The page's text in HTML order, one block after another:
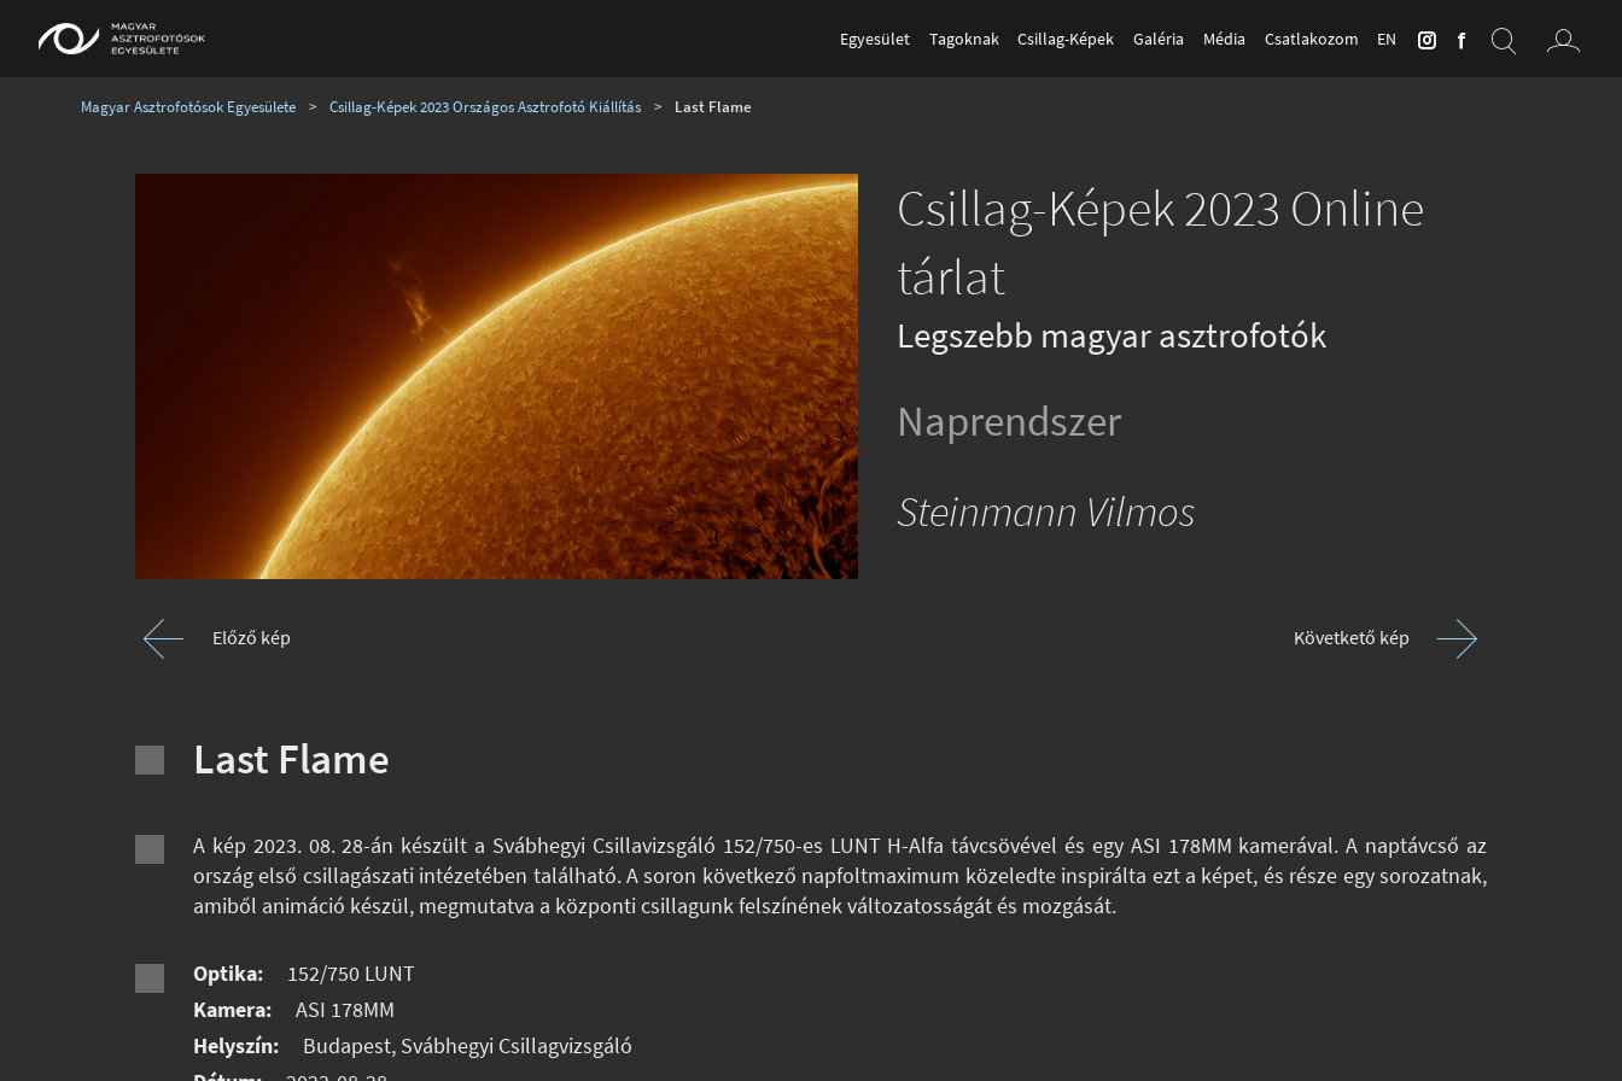
Egyesület Tagoknak Csillag-Képek Galéria Média Csatlakozom EN
Magyar Asztrofotósok Egyesülete > Csillag-Képek 2023 Országos Asztrofotó Kiállítás > Last Flame
Csillag-Képek 2023 Online
tárlat
Legszebb magyar asztrofotók
Naprendszer
Steinmann Vilmos
Előző kép Követkető kép
Last Flame
A kép 2023. 08. 28-án készült a Svábhegyi Csillavizsgáló 152/750-es LUNT H-Alfa távcsövével és egy ASI 178MM kamerával. A naptávcső az
ország első csillagászati intézetében található. A soron következő napfoltmaximum közeledte inspirálta ezt a képet, és része egy sorozatnak,
amiből animáció készül, megmutatva a központi csillagunk felszínének változatosságát és mozgását.
Optika:
152/750 LUNT
Kamera:
ASI 178MM
Helyszín:
Budapest, Svábhegyi Csillagvizsgáló